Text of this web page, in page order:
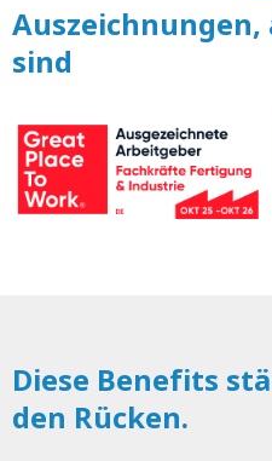
sind
Diese Benefits
den Rücken.